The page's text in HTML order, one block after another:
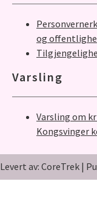
og
Varsling
Varsling om
Kongsvinger
Levert av: CoreTrek |